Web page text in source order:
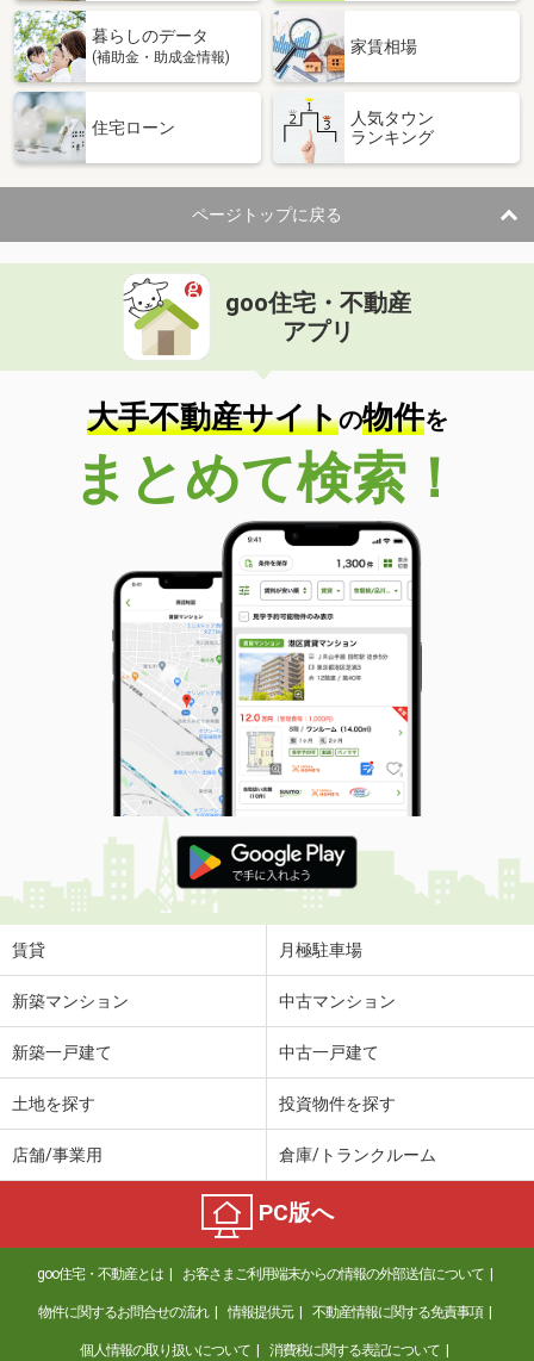
専有面積 57.02m²
間取り
岩手県奥州市胆沢小山字北笹森
住 所
岩手県奥州市胆沢小山字北笹森
専有面積 50m²
間取り
2LDK
岩手県盛岡市本宮３
価 格
住 所
岩手県盛岡市本宮３
専有面積 42.57m²
間取り
1LDK
岩手県北上市若宮町１
価 格
4.90万円
岩手県北上市若宮町１
51.93m²
間取り
2DK
岩手県北上市上江釣子１９地割
価 格
5.30万円
住 所
岩手県北上市上江釣子１９地割
専有面積 57.02m²
間取り
2LDK
岩手県奥州市水沢真城字北塩加羅
価 格
4.15万円
住 所
岩手県奥州市水沢真城字北塩加羅
専有面積
岩手県花巻市諏訪町２
4.40万円
岩手県胆沢郡金ケ崎町西根杉土手
5.05万円
住 所
岩手県胆沢郡金ケ崎町西根杉土手
専有面積 57.02m²
間取り
2LDK
岩手県奥州市江刺杉ノ町
暮らしのデータ
(補助金・助成金情報)
家賃相場
住宅ローン
人気タウン
ランキング
ページトップに戻る
goo住宅・不動産
アプリ
大手不動産サイトの物件を
まとめて検索！
賃貸 月極駐車場
新築マンション 中古マンション
新築一戸建て 中古一戸建て
土地を探す 投資物件を探す
店舗/事業用 倉庫/トランクルーム
PC版へ
goo住宅・不動産とは お客さまご利用端末からの情報の外部送信について
物件に関するお問合せの流れ 情報提供元 不動産情報に関する免責事項
個人情報の取り扱いについて 消費税に関する表記について